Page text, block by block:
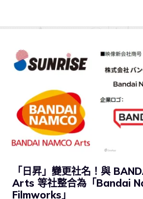
「日昇」變更社名！與
Arts 等社整合為「Bandai
Filmworks」